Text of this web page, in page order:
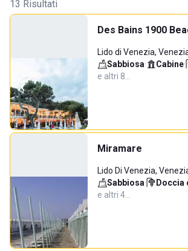
13 Risultati
Des Bains 1900
Lido di Venezia,
Sabbiosa· Cabine·
e altri 8…
Miramare
Lido Di Venezia,
Sabbiosa· Doccia
e altri 4…